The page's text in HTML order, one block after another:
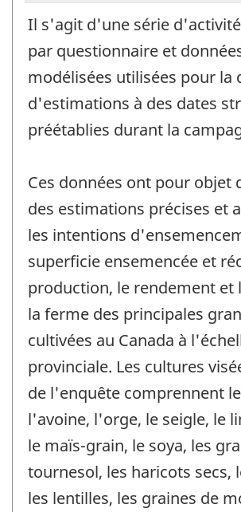
Il s'agit d'une série
par questionnaire et
modélisées utilisées pour la
d'estimations à des dates
préétablies durant la
Ces données ont pour objet
des estimations précises et
les intentions
superficie ensemencée et
production, le rendement et
la ferme des principales
cultivées au Canada à
provinciale. Les cultures
de l'enquête comprennent
l'avoine, l'orge, le seigle, le
le maïs-grain, le soya, les
tournesol, les haricots secs,
les lentilles, les graines de